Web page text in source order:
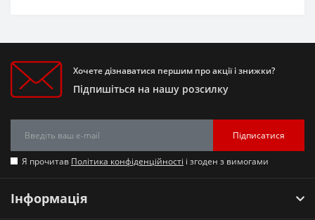
Хочете дізнаватися першим про акції і знижки?
Підпишіться на нашу розсилку
Підписатися
Я прочитав Політика конфіденційності і згоден з вимогами
Інформація